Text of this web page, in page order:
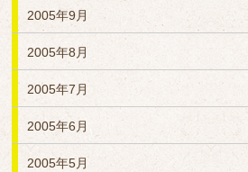
2005年9月
2005年8月
2005年7月
2005年6月
2005年5月